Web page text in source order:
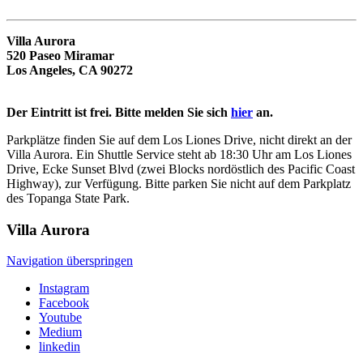
Villa Aurora
520 Paseo Miramar
Los Angeles, CA 90272
Der Eintritt ist frei. Bitte melden Sie sich hier an.
Parkplätze finden Sie auf dem Los Liones Drive, nicht direkt an der
Villa Aurora. Ein Shuttle Service steht ab 18:30 Uhr am Los Liones
Drive, Ecke Sunset Blvd (zwei Blocks nordöstlich des Pacific Coast
Highway), zur Verfügung. Bitte parken Sie nicht auf dem Parkplatz
des Topanga State Park.
Villa Aurora
Navigation überspringen
Instagram
Facebook
Youtube
Medium
linkedin